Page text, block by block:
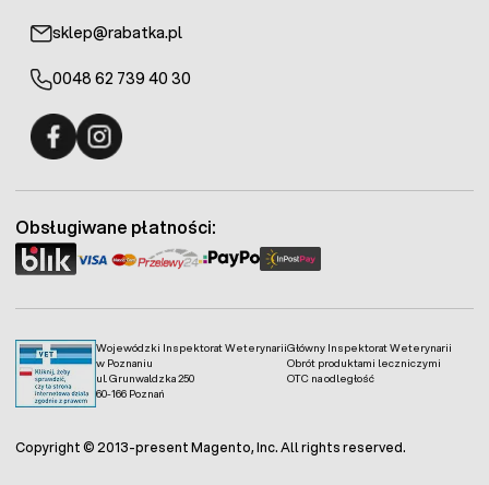
sklep@rabatka.pl
0048 62 739 40 30
Wojewódzki Inspektorat Weterynarii
w Poznaniu
ul. Grunwaldzka 250
60-166 Poznań
Główny Inspektorat Weterynarii
Obrót produktami leczniczymi
OTC na odległość
Obsługiwane płatności:
Copyright © 2013-present Magento, Inc. All rights reserved.